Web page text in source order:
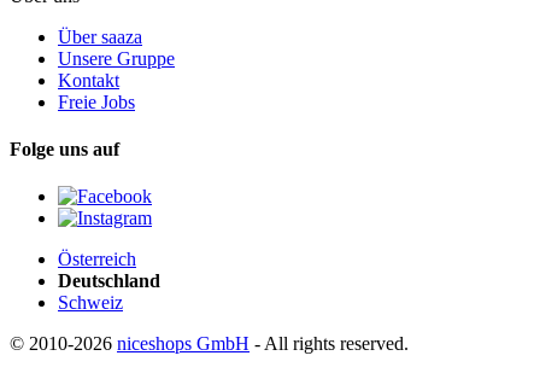
Über saaza
Unsere Gruppe
Kontakt
Freie Jobs
Folge uns auf
Österreich
Deutschland
Schweiz
© 2010-2026 niceshops GmbH - All rights reserved.